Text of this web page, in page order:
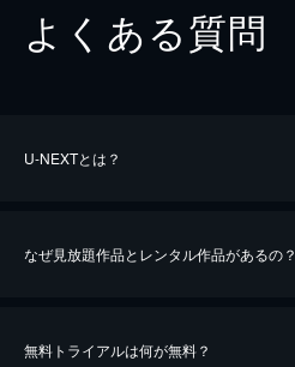
よくある質問
U-NEXTとは？
なぜ見放題作品とレンタル作品があるの？
無料トライアルは何が無料？